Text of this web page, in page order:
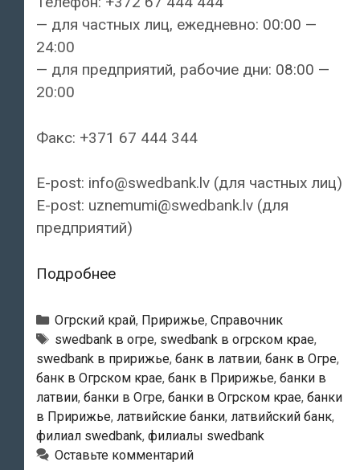
— для частных лиц, ежедневно: 00:00 —
24:00
— для предприятий, рабочие дни: 08:00 —
20:00
Факс: +371 67 444 344
E-post: info@swedbank.lv (для частных лиц)
E-post: uznemumi@swedbank.lv (для
предприятий)
ПодробнееSwedbank
Огрский
филиал
Рубрики
Огрский край, Пририжье, Справочник
Тэги
swedbank в огре, swedbank в огрском крае,
swedbank в пририжье, банк в латвии, банк в Огре,
банк в Огрском крае, банк в Пририжье, банки в
латвии, банки в Огре, банки в Огрском крае, банки
в Пририжье, латвийские банки, латвийский банк,
филиал swedbank, филиалы swedbank
Оставьте комментарий